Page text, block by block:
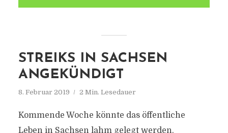
STREIKS IN SACHSEN
ANGEKÜNDIGT
8. Februar 2019 2 Min. Lesedauer
Kommende Woche könnte das öffentliche
Leben in Sachsen lahm gelegt werden.